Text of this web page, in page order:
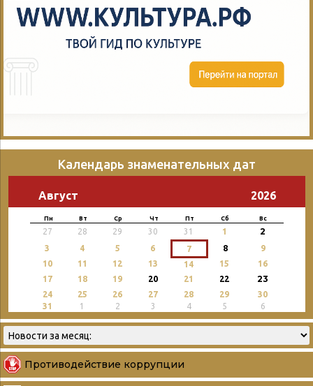
Календарь знаменательных дат
Август 2026
Пн Вт Ср Чт Пт Сб Вс
27 28 29 30 31 1 2
3 4 5 6 7 8
9
10
11 12 13 14 15
16
17
18 19 20 21 22 23
24 25 26 27 28 29
30
31
1 2 3 4 5 6
Противодействие коррупции